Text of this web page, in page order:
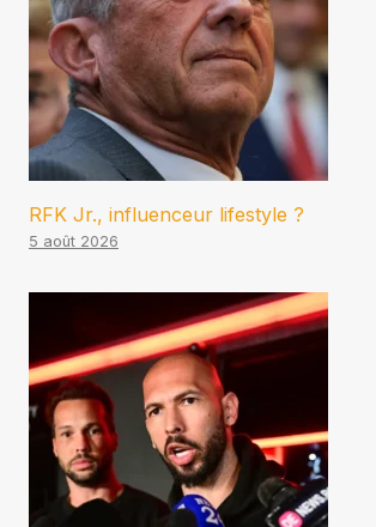
RFK Jr., influenceur lifestyle ?
5 août 2026